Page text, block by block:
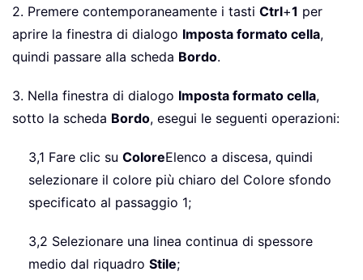
2. Premere contemporaneamente i tasti Ctrl+1 per
aprire la finestra di dialogo Imposta formato cella,
quindi passare alla scheda Bordo.
3. Nella finestra di dialogo Imposta formato cella,
sotto la scheda Bordo, esegui le seguenti operazioni:
3,1 Fare clic su ColoreElenco a discesa, quindi
selezionare il colore più chiaro del Colore sfondo
specificato al passaggio 1;
3,2 Selezionare una linea continua di spessore
medio dal riquadro Stile;